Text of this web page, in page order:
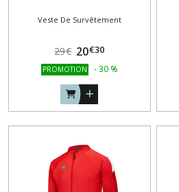
Veste De Survêtement
29€ 20€30
PROMOTION -30 %